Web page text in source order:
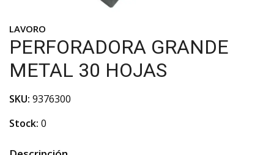
LAVORO
PERFORADORA GRANDE
METAL 30 HOJAS
SKU: 9376300
Stock: 0